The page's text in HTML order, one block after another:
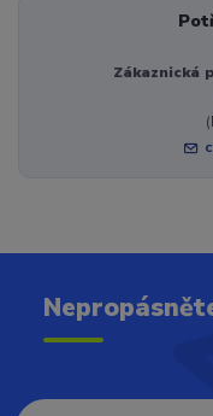
Zákaznická